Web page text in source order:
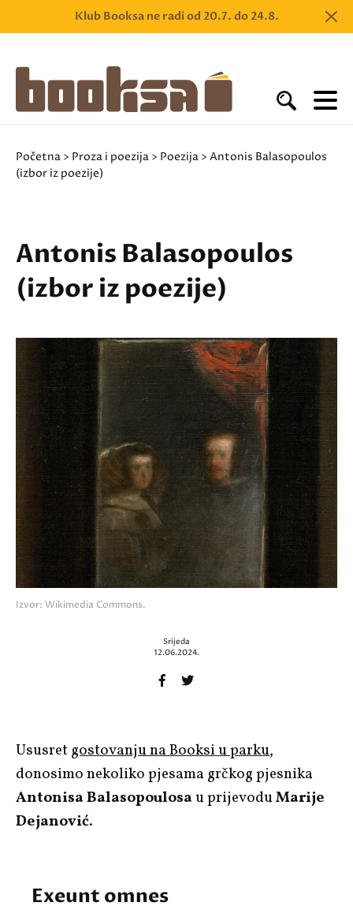
Klub Booksa ne radi od 20.7. do 24.8.
Početna > Proza i poezija > Poezija > Antonis Balasopoulos
(izbor iz poezije)
Antonis Balasopoulos
(izbor iz poezije)
Izvor: Wikimedia Commons.
Srijeda
12.06.2024.
Ususretgostovanju na Booksi u parku,
donosimo nekoliko pjesama grčkog pjesnika
Antonisa Balasopoulosau prijevoduMarije
Dejanović.
Exeunt omnes